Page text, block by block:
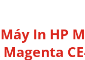
In HP
Magenta